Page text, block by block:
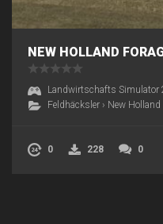
NEW HOLLAND
Landwirtschafts Simulator
Feldhäcksler › New Holland
0 228 0